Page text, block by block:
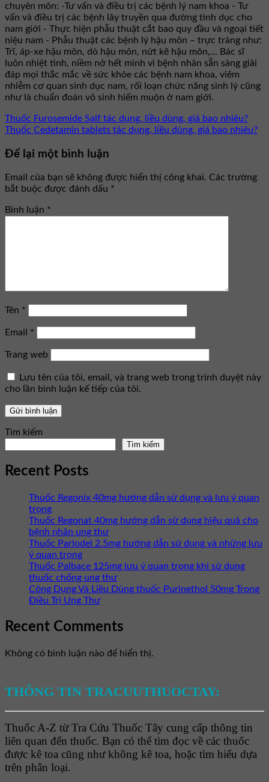
chuyên môn: -Tư vấn và điều trị các bệnh lý nam khoa - Tư
vấn và điều trị các bệnh lây truyền qua đường tình dục cho
nam giới - Thực hiện phẫu thuật cắt bao quy đầu và ngoại tiết
niệu nam - Phẫu thuật các bệnh lý hậu môn – trực tràng như:
Trĩ, áp-xe hậu môn, dò hậu môn, nứt kẽ hậu môn,... Bác sĩ
luôn nhiệt tình, niềm nở hết mình vì bệnh nhân sẵn sàng giải
đáp mọi thắc mắc về sức khỏe các bệnh nam khoa, viêm
nhiễm cơ quan sinh dục nam, rối loạn chức năng sinh lý cũng
như là chuẩn đoán vô sinh hiếm muộn ở nam giới.
Thuốc Furosemide Salf tác dụng, liều dùng, giá bao nhiêu?
Thuốc Cedetamin tablets tác dụng, liều dùng, giá bao nhiêu?
Để lại một bình luận
Email của bạn sẽ không được hiển thị công khai. Các trường
bắt buộc được đánh dấu *
Bình luận *
Tên *
Email *
Trang web
Lưu tên của tôi, email, và trang web trong trình duyệt này
cho lần bình luận kế tiếp của tôi.
Tìm kiếm
Tìm kiếm
Recent Posts
Thuốc Regonix 40mg hướng dẫn sử dụng và lưu ý quan
trọng
Thuốc Regonat 40mg hướng dẫn sử dụng hiệu quả cho
bệnh nhân ung thư
Thuốc Parlodel 2.5mg hướng dẫn sử dụng và những lưu
ý quan trọng
Thuốc Palbace 125mg lưu ý quan trọng khi sử dụng
thuốc chống ung thư
Công Dụng Và Liều Dùng thuốc Purinethol 50mg Trong
Điều Trị Ung Thư
Recent Comments
Không có bình luận nào để hiển thị.
THÔNG TIN TRACUUTHUOCTAY:
Thuốc A-Z từ Tra Cứu Thuốc Tây cung cấp thông tin
liên quan đến thuốc. Bạn có thể tìm đọc về các thuốc
được kê toa cũng như không kê toa, hoặc tìm hiểu dựa
trên phân loại.